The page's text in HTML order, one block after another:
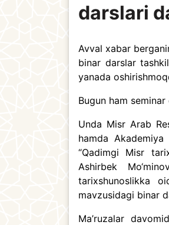
darslari
Avval xabar
binar darslar
yanada
Bugun ham
Unda Misr Arab
hamda
“Qadimgi Misr
Ashirbek
tarixshunoslikka
mavzusidagi binar
Ma’ruzalar